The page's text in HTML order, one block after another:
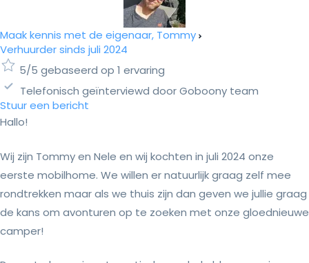
Maak kennis met de eigenaar, Tommy
Verhuurder sinds juli 2024
5/5 gebaseerd op 1 ervaring
Telefonisch geïnterviewd door Goboony team
Stuur een bericht
Hallo!
Wij zijn Tommy en Nele en wij kochten in juli 2024 onze
eerste mobilhome. We willen er natuurlijk graag zelf mee
rondtrekken maar als we thuis zijn dan geven we jullie graag
de kans om avonturen op te zoeken met onze gloednieuwe
camper!